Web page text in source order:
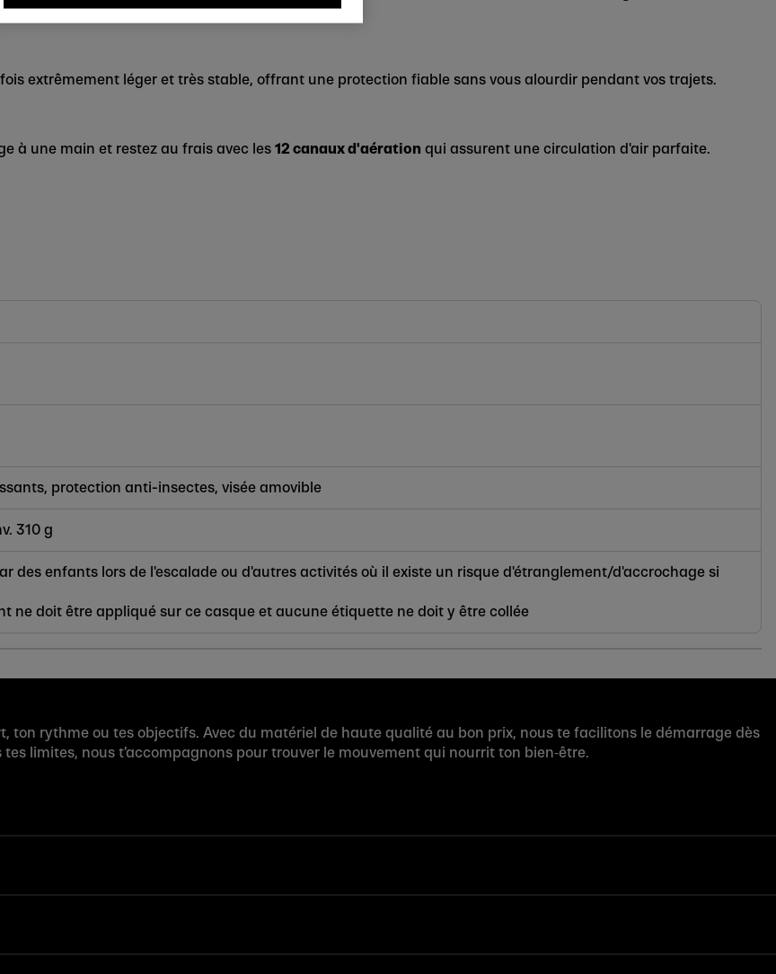
extrêmement léger et très stable, offrant une protection fiable sans vous alourdir pendant vos trajets.
à une main et restez au frais avec les 12 canaux d'aération qui assurent une circulation d'air parfaite.
protection anti-insectes, visée amovible
310 g
des enfants lors de l'escalade ou d'autres activités où il existe un risque d'étranglement/d'accrochage si
ne doit être appliqué sur ce casque et aucune étiquette ne doit y être collée
ton rythme ou tes objectifs. Avec du matériel de haute qualité au bon prix, nous te facilitons le démarrage dès
limites, nous t’accompagnons pour trouver le mouvement qui nourrit ton bien‑être.